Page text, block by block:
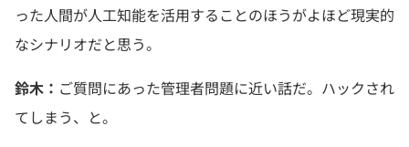
った人間が人工知能を活用することのほうがよほど現実的
なシナリオだと思う。
鈴木： ご質問にあった管理者問題に近い話だ。ハックされ
てしまう、と。